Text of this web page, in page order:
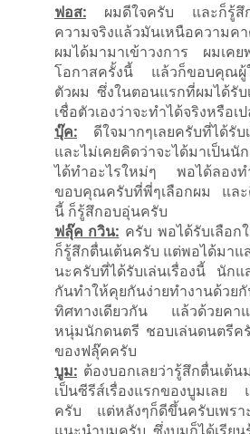
ฟอส: ผมดีใจครับ และก็รู้สึ
ความจริงแล้วมันเหนือความค
ผมได้มามาเข้าวงการ ผมเค
โอกาสครั้งนี้ แล้วก็ขอบคุณผู้
ตัวผม ซึ่งในตอนแรกที่ผมได้รับ
เชื่อตัวเองว่าจะทำได้จริงหรือเ
บุ๊ค: ดีใจมากๆเลยครับที่ได้รั
และไม่เคยคิดว่าจะได้มาเป็น
ได้ทำอะไรใหม่ๆ พอได้ลอ
ขอบคุณครับที่พี่ๆเลือกผม และ
นี้ ก็รู้สึกอบอุ่นครับ
ฟลุ๊ค กวิน: ครับ พอได้รับเลือก
ก็รู้สึกตื่นเต้นครับ แต่พอได้มาแ
นะครับที่ได้รับเล่นเรื่องนี้ นัก
กันทำให้คุยกันง่ายทำงานด้วย
ทิศทางเดียวกัน แล้วด้วยคาแ
หนุ่มนักดนตรี ชอบเล่นดนตรีค
ของฟลุ๊คครับ
บูม: ต้องบอกเลยว่ารู้สึกตื่นเต้
เป็นซีรีส์เรื่องแรกของบูมเลย
ครับ แต่หลังๆก็ดีขึ้นครับเพรา